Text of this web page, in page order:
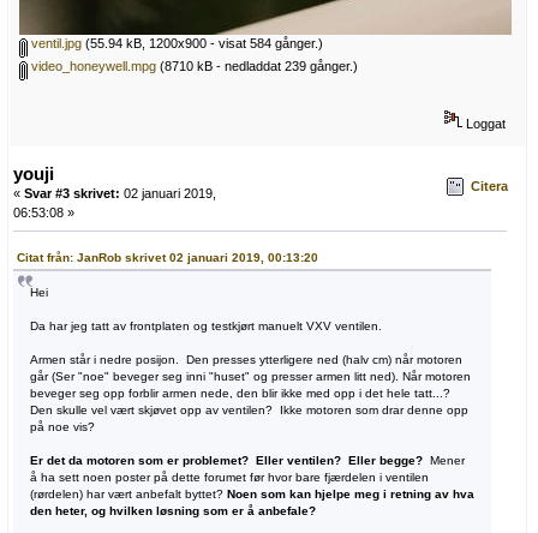
ventil.jpg (55.94 kB, 1200x900 - visat 584 gånger.)
video_honeywell.mpg (8710 kB - nedladdat 239 gånger.)
Loggat
youji
« Svar #3 skrivet: 02 januari 2019,
06:53:08 »
Citera
Citat från: JanRob skrivet 02 januari 2019, 00:13:20
Hei
Da har jeg tatt av frontplaten og testkjørt manuelt VXV ventilen.
Armen står i nedre posijon. Den presses ytterligere ned (halv cm) når motoren
går (Ser "noe" beveger seg inni "huset" og presser armen litt ned). Når motoren
beveger seg opp forblir armen nede, den blir ikke med opp i det hele tatt...?
Den skulle vel vært skjøvet opp av ventilen? Ikke motoren som drar denne opp
på noe vis?
Er det da motoren som er problemet? Eller ventilen? Eller begge? Mener
å ha sett noen poster på dette forumet før hvor bare fjærdelen i ventilen
(rørdelen) har vært anbefalt byttet? Noen som kan hjelpe meg i retning av hva
den heter, og hvilken løsning som er å anbefale?